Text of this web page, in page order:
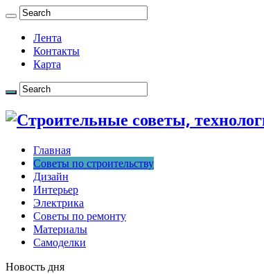
Лента
Контакты
Карта
Главная
Советы по строительству
Дизайн
Интерьер
Электрика
Советы по ремонту
Материалы
Самоделки
Новость дня